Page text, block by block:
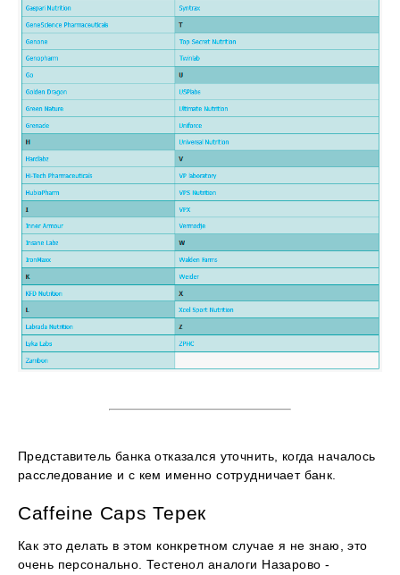
Представитель банка отказался уточнить, когда началось
расследование и с кем именно сотрудничает банк.
Caffeine Caps Терек
Как это делать в этом конкретном случае я не знаю, это
очень персонально. Тестенол аналоги Назарово -